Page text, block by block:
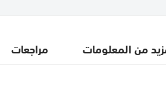
من المعلومات مراجعات